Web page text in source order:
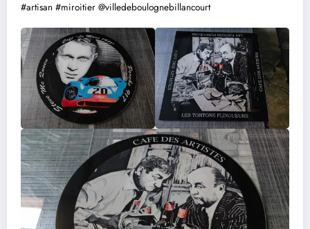
#artisan #miroitier @villedeboulognebillancourt